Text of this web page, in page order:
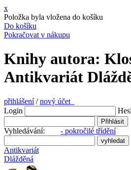
x
Položka byla vložena do košíku
Do košíku
Pokračovat v nákupu
Knihy autora:
Antikvariát
přihlášení/nový účet
Login
Vyhledávání: - pokročilé třídění
Antikvariát
Dlážděná